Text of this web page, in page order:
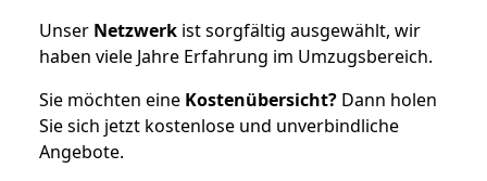
Unser Netzwerk ist sorgfältig ausgewählt, wir
haben viele Jahre Erfahrung im Umzugsbereich.
Sie möchten eine Kostenübersicht? Dann holen
Sie sich jetzt kostenlose und unverbindliche
Angebote.